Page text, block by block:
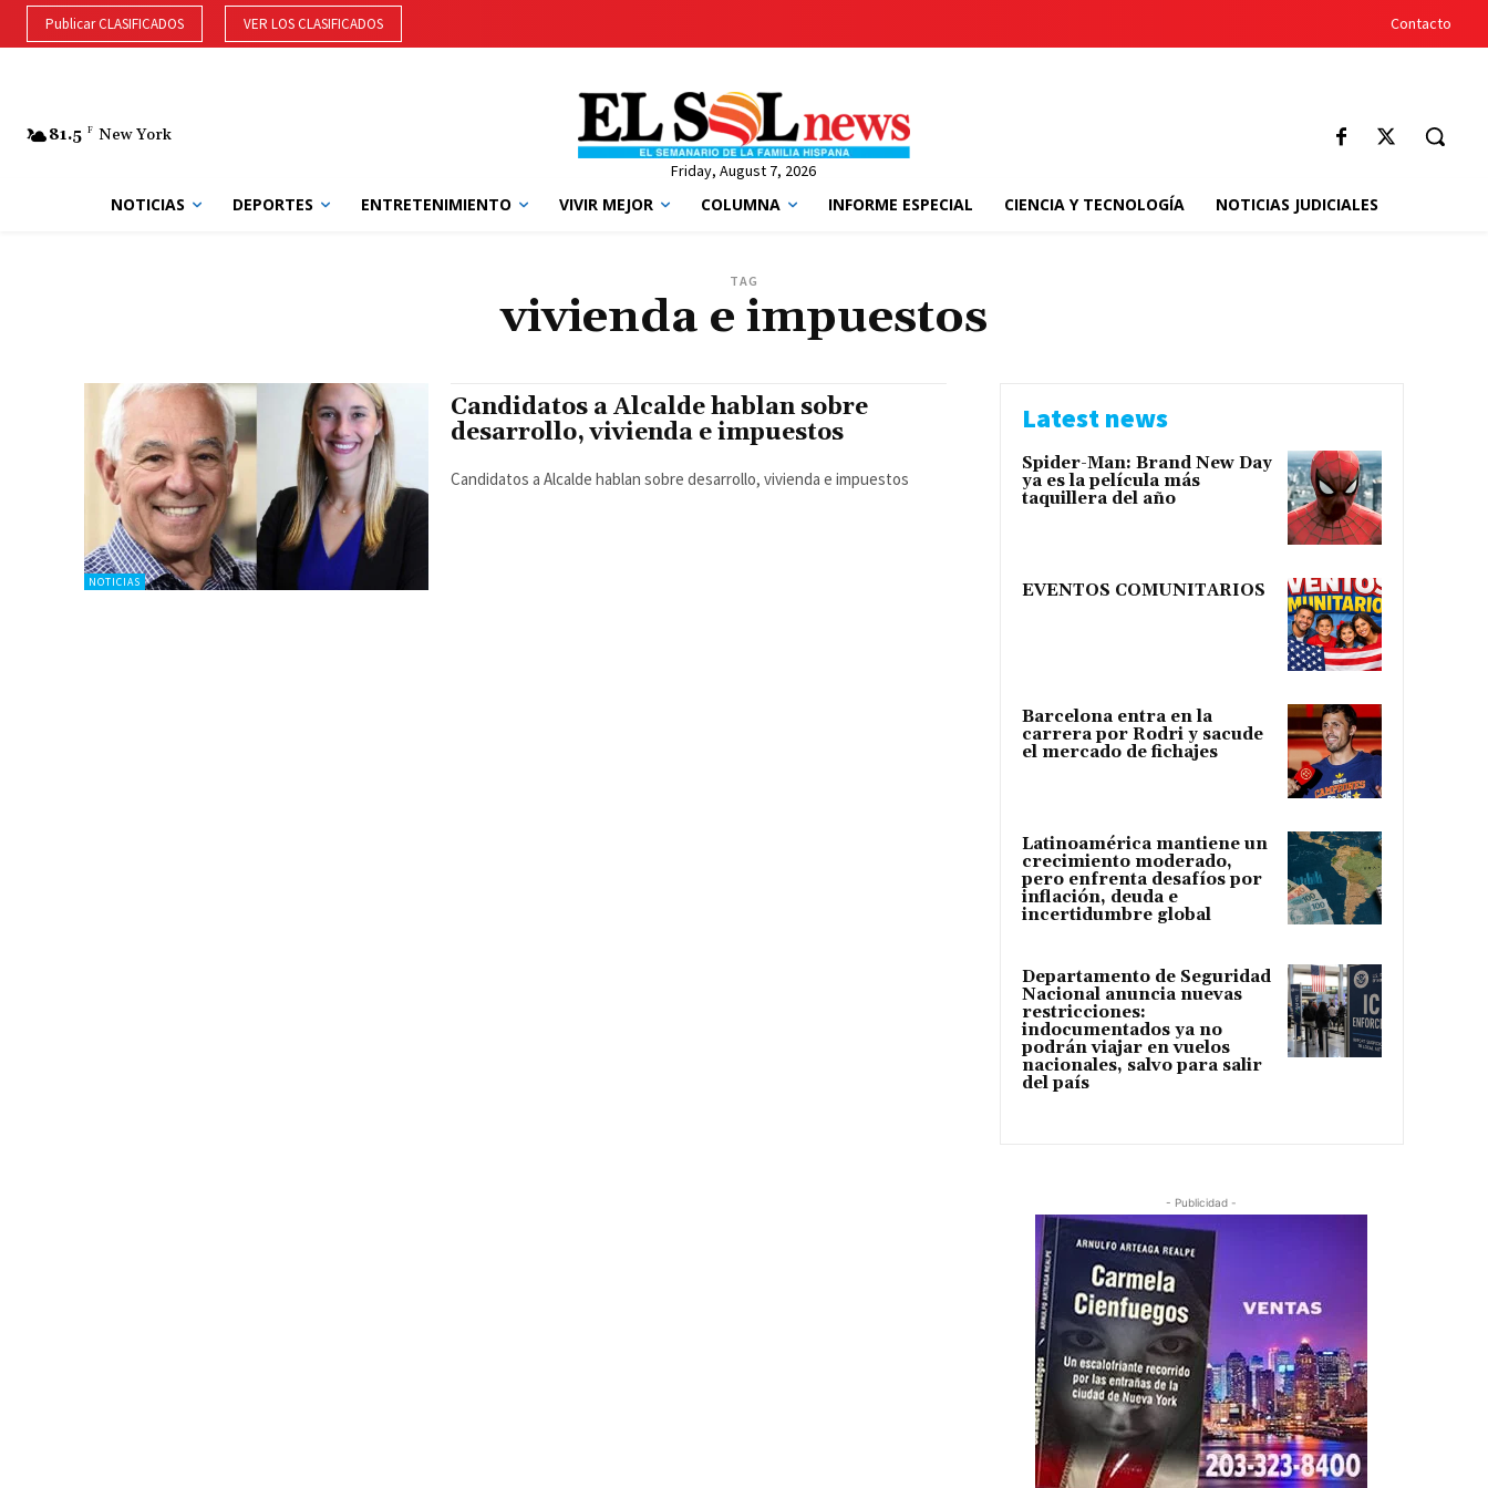
Publicar CLASIFICADOS VER LOS CLASIFICADOS Contacto
81.5 F New York
Friday, August 7, 2026
NOTICIAS DEPORTES ENTRETENIMIENTO VIVIR MEJOR COLUMNA INFORME ESPECIAL CIENCIA Y TECNOLOGÍA NOTICIAS JUDICIALES
TAG
vivienda e impuestos
NOTICIAS
Candidatos a Alcalde hablan sobre
desarrollo, vivienda e impuestos
Candidatos a Alcalde hablan sobre desarrollo, vivienda e impuestos
Latest news
Spider-Man: Brand New Day
ya es la película más
taquillera del año
EVENTOS COMUNITARIOS
Barcelona entra en la
carrera por Rodri y sacude
el mercado de fichajes
Latinoamérica mantiene un
crecimiento moderado,
pero enfrenta desafíos por
inflación, deuda e
incertidumbre global
Departamento de Seguridad
Nacional anuncia nuevas
restricciones:
indocumentados ya no
podrán viajar en vuelos
nacionales, salvo para salir
del país
- Publicidad -